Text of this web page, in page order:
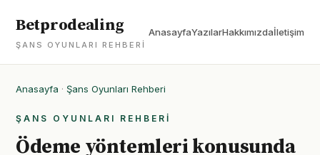
Betprodealing
ŞANS OYUNLARI REHBERI
AnasayfaYazılarHakkımızdaİletişim
Anasayfa · Şans Oyunları Rehberi
ŞANS OYUNLARI REHBERI
Ödeme yöntemleri konusunda